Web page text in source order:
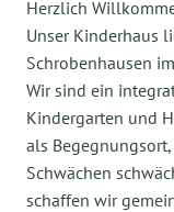
Herzlich
Unser Kinderhaus
Schrobenhausen
Wir sind ein
Kindergarten und
als
Schwächen
schaffen wir